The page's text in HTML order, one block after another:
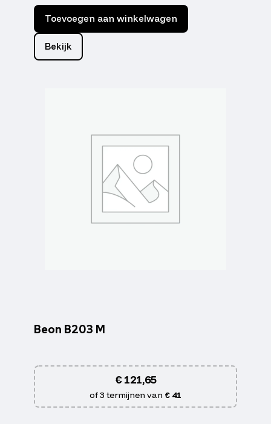
Toevoegen aan winkelwagen
Bekijk
Beon B203 M
€121,65
of 3 termijnen van € 41